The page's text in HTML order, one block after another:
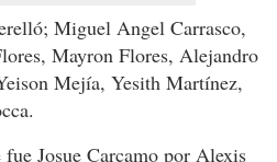
Miguel Angel Carrasco,
Mayron Flores, Alejandro
Mejía, Yesith Martínez,
fue Josue Carcamo por Alexis